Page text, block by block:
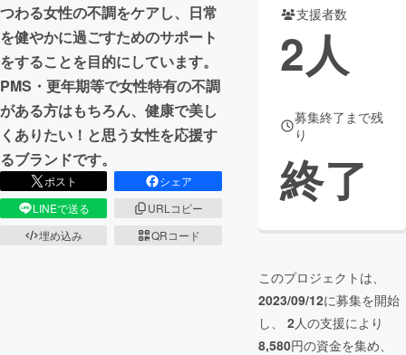
CAMPFIREふるさと納税machi-ya コミュニティ
つわる女性の不調をケアし、日常
を健やかに過ごすためのサポート
をすることを目的にしています。
PMS・更年期等で女性特有の不調
がある方はもちろん、健康で美し
くありたい！と思う女性を応援す
るブランドです。
ポスト
シェア
LINEで送る
URLコピー
埋め込み
QRコード
支援者数
2人
募集終了まで残
り
終了
このプロジェクトは、
2023/09/12に募集を開始
し、 2人の支援により
8,580円の資金を集め、